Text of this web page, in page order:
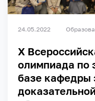
24.05.2022
Х
олимпиада по
базе кафедры